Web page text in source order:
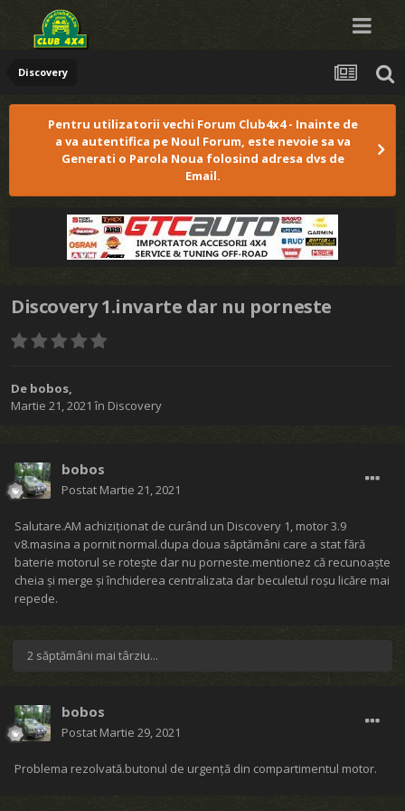
Discovery
Pentru utilizatorii vechi Forum Club4x4 - Inainte de
a va autentifica pe Noul Forum, este nevoie sa va
Generati o Parola Noua folosind adresa dvs de
Email.
Discovery 1.invarte dar nu porneste
De bobos,
Martie 21, 2021 în Discovery
bobos
Postat Martie 21, 2021
Salutare.AM achiziționat de curând un Discovery 1, motor 3.9
v8.masina a pornit normal.dupa doua săptămâni care a stat fără
baterie motorul se rotește dar nu porneste.mentionez că recunoaște
cheia și merge și închiderea centralizata dar beculetul roșu licăre mai
repede.
2 săptămâni mai târziu...
bobos
Postat Martie 29, 2021
Problema rezolvată.butonul de urgență din compartimentul motor.